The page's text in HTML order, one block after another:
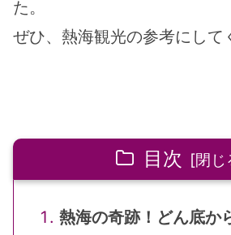
た。
ぜひ、熱海観光の参考にして
目次
熱海の奇跡！どん底か